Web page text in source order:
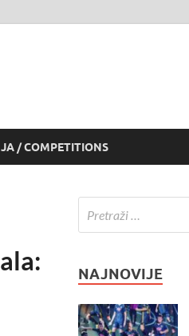
/ COMPETITIONS
NAJNOVIJE